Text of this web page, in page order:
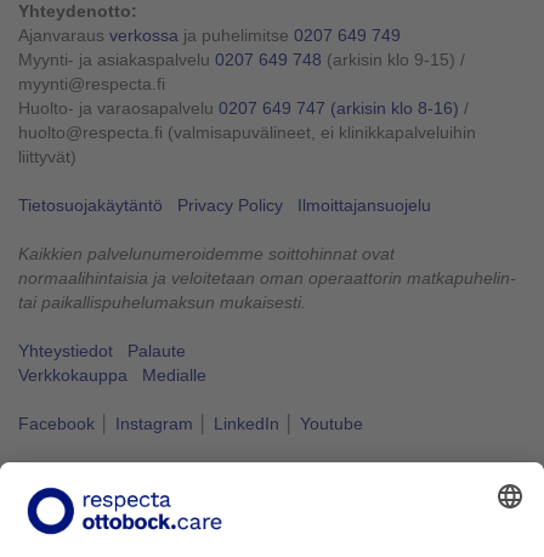
Yhteydenotto:
Ajanvaraus verkossa ja puhelimitse 0207 649 749
Myynti- ja asiakaspalvelu 0207 649 748 (arkisin klo 9-15) /
myynti@respecta.fi
Huolto- ja varaosapalvelu 0207 649 747 (arkisin klo 8-16) /
huolto@respecta.fi (valmisapuvälineet, ei klinikkapalveluihin
liittyvät)
Tietosuojakäytäntö Privacy Policy Ilmoittajansuojelu
Kaikkien palvelunumeroidemme soittohinnat ovat
normaalihintaisia ja veloitetaan oman operaattorin matkapuhelin-
tai paikallispuhelumaksun mukaisesti.
Yhteystiedot
Palaute
Verkkokauppa
Medialle
Facebook Instagram LinkedIn Youtube
Vapaus liikkua kuuluu kaikille.
#VapausLiikkua